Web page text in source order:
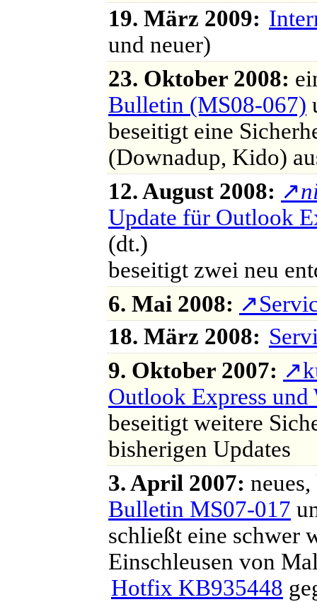
19. März 2009:
und neuer)
23. Oktober 2008:
Bulletin (MS08-067)
beseitigt eine
(Downadup, Kido)
12. August 2008: ↗
Update für Outlook
(dt.)
beseitigt zwei neu
6. Mai 2008: ↗
18. März 2008:
9. Oktober 2007: ↗
Outlook Express
beseitigt weitere
bisherigen Updates
3. April 2007:
Bulletin MS07-017
schließt eine schwer
Einschleusen von
Hotfix KB935448